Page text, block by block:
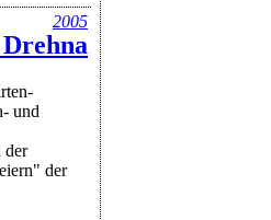
2005
und
der
der